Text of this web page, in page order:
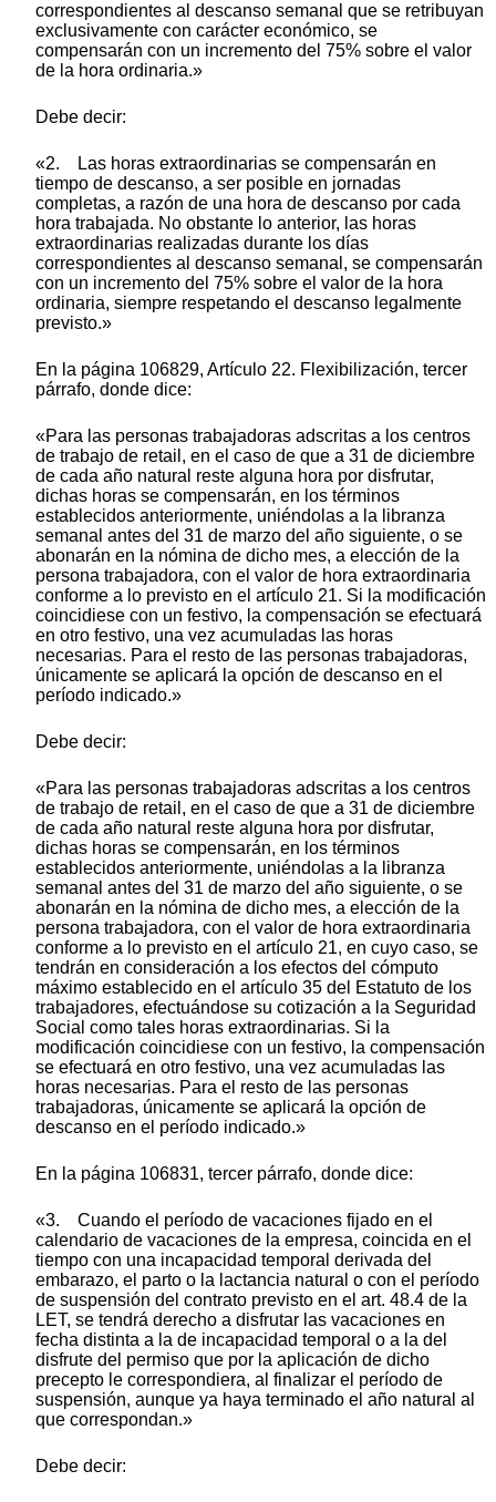
correspondientes al descanso semanal que se retribuyan
exclusivamente con carácter económico, se
compensarán con un incremento del 75% sobre el valor
de la hora ordinaria.»
Debe decir:
«2. Las horas extraordinarias se compensarán en
tiempo de descanso, a ser posible en jornadas
completas, a razón de una hora de descanso por cada
hora trabajada. No obstante lo anterior, las horas
extraordinarias realizadas durante los días
correspondientes al descanso semanal, se compensarán
con un incremento del 75% sobre el valor de la hora
ordinaria, siempre respetando el descanso legalmente
previsto.»
En la página 106829, Artículo 22. Flexibilización, tercer
párrafo, donde dice:
«Para las personas trabajadoras adscritas a los centros
de trabajo de retail, en el caso de que a 31 de diciembre
de cada año natural reste alguna hora por disfrutar,
dichas horas se compensarán, en los términos
establecidos anteriormente, uniéndolas a la libranza
semanal antes del 31 de marzo del año siguiente, o se
abonarán en la nómina de dicho mes, a elección de la
persona trabajadora, con el valor de hora extraordinaria
conforme a lo previsto en el artículo 21. Si la modificación
coincidiese con un festivo, la compensación se efectuará
en otro festivo, una vez acumuladas las horas
necesarias. Para el resto de las personas trabajadoras,
únicamente se aplicará la opción de descanso en el
período indicado.»
Debe decir:
«Para las personas trabajadoras adscritas a los centros
de trabajo de retail, en el caso de que a 31 de diciembre
de cada año natural reste alguna hora por disfrutar,
dichas horas se compensarán, en los términos
establecidos anteriormente, uniéndolas a la libranza
semanal antes del 31 de marzo del año siguiente, o se
abonarán en la nómina de dicho mes, a elección de la
persona trabajadora, con el valor de hora extraordinaria
conforme a lo previsto en el artículo 21, en cuyo caso, se
tendrán en consideración a los efectos del cómputo
máximo establecido en el artículo 35 del Estatuto de los
trabajadores, efectuándose su cotización a la Seguridad
Social como tales horas extraordinarias. Si la
modificación coincidiese con un festivo, la compensación
se efectuará en otro festivo, una vez acumuladas las
horas necesarias. Para el resto de las personas
trabajadoras, únicamente se aplicará la opción de
descanso en el período indicado.»
En la página 106831, tercer párrafo, donde dice:
«3. Cuando el período de vacaciones fijado en el
calendario de vacaciones de la empresa, coincida en el
tiempo con una incapacidad temporal derivada del
embarazo, el parto o la lactancia natural o con el período
de suspensión del contrato previsto en el art. 48.4 de la
LET, se tendrá derecho a disfrutar las vacaciones en
fecha distinta a la de incapacidad temporal o a la del
disfrute del permiso que por la aplicación de dicho
precepto le correspondiera, al finalizar el período de
suspensión, aunque ya haya terminado el año natural al
que correspondan.»
Debe decir: